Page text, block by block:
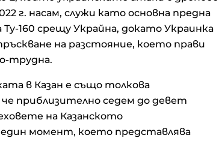
г. насам, служи като основна предна
160 срещу Украйна, докато Украинка
на разстояние, което прави
трудна.
в Казан е също толкова
че приблизително седем до девет
на Казанското
един момент, което представлява
Световното по футбол тласна
цените на жилищата в Норвегия
до най-големия спад от шест
България е сред страните в ЕС с
най-голям годишен ръст на